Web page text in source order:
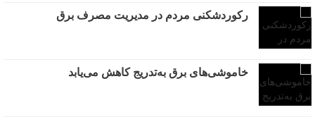
رکوردشکنی مردم در مدیریت مصرف برق
خاموشی‌های برق به‌تدریج کاهش می‌یابد